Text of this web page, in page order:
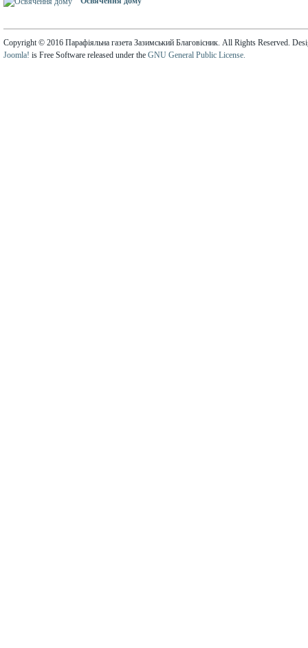
Copyright © 2016 Парафіяльна газета Зазимський Благовісник. All Rights Reserved.
Joomla! is Free Software released under the GNU General Public License.